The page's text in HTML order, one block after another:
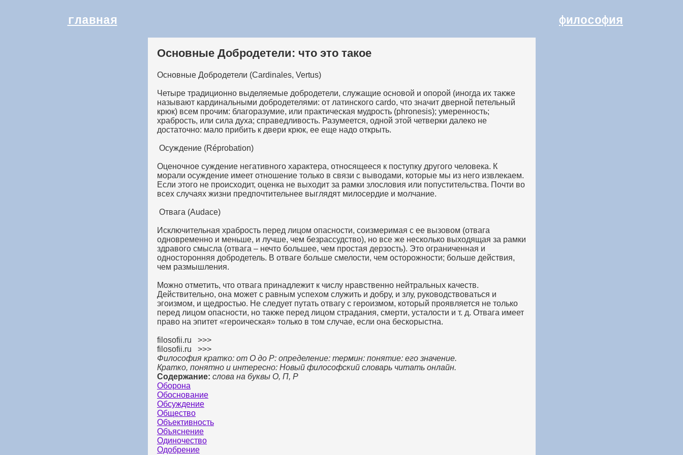
главная философия
Основные Добродетели: что это такое
Основные Добродетели (Cardinales, Vertus)
Четыре традиционно выделяемые добродетели, служащие основой и опорой (иногда их также
называют кардинальными добродетелями: от латинского cardo, что значит дверной петельный
крюк) всем прочим: благоразумие, или практическая мудрость (phronesis); умеренность;
храбрость, или сила духа; справедливость. Разумеется, одной этой четверки далеко не
достаточно: мало прибить к двери крюк, ее еще надо открыть.
Осуждение (Réprobation)
Оценочное суждение негативного характера, относящееся к поступку другого человека. К
морали осуждение имеет отношение только в связи с выводами, которые мы из него извлекаем.
Если этого не происходит, оценка не выходит за рамки злословия или попустительства. Почти во
всех случаях жизни предпочтительнее выглядят милосердие и молчание.
Отвага (Audace)
Исключительная храбрость перед лицом опасности, соизмеримая с ее вызовом (отвага
одновременно и меньше, и лучше, чем безрассудство), но все же несколько выходящая за рамки
здравого смысла (отвага – нечто большее, чем простая дерзость). Это ограниченная и
односторонняя добродетель. В отваге больше смелости, чем осторожности; больше действия,
чем размышления.
Можно отметить, что отвага принадлежит к числу нравственно нейтральных качеств.
Действительно, она может с равным успехом служить и добру, и злу, руководствоваться и
эгоизмом, и щедростью. Не следует путать отвагу с героизмом, который проявляется не только
перед лицом опасности, но также перед лицом страдания, смерти, усталости и т. д. Отвага имеет
право на эпитет «героическая» только в том случае, если она бескорыстна.
filosofii.ru >>>
filosofii.ru >>>
Философия кратко: от О до Р: определение: термин: понятие: его значение.
Кратко, понятно и интересно: Новый философский словарь читать онлайн.
Содержание: слова на буквы О, П, Р
Оборона
Обоснование
Обсуждение
Общество
Объективность
Объяснение
Одиночество
Одобрение